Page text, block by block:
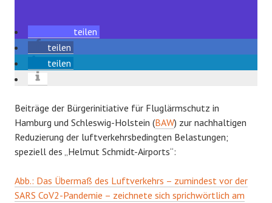
teilen
teilen
teilen
Beiträge der Bürgerinitiative für Fluglärmschutz in
Hamburg und Schleswig-Holstein (BAW) zur nachhaltigen
Reduzierung der luftverkehrsbedingten Belastungen;
speziell des „Helmut Schmidt-Airports“:
Abb.: Das Übermaß des Luftverkehrs – zumindest vor der
SARS CoV2-Pandemie – zeichnete sich sprichwörtlich am